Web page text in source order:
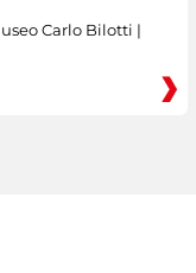
Carlo Bilotti |